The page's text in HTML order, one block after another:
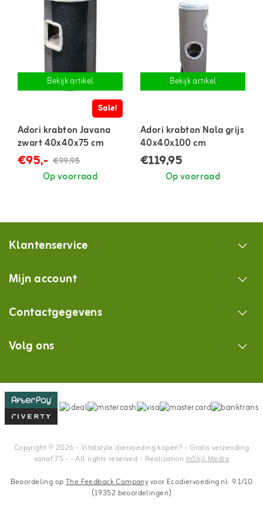
Bekijk artikel
Sale!
Adori krabton Javana
zwart 40x40x75 cm
€95,- €99,95
Op voorraad
Bekijk artikel
Adori krabton Nala grijs
40x40x100 cm
€119,95
Op voorraad
Klantenservice
Mijn account
Contactgegevens
Volg ons
Copyright © 2026 - Vitalstyle diervoeding kopen? - Gratis verzending
vanaf 75.- - All rights reserved - RealizationInStijl Media
Beoordeling opThe Feedback Companyvoor Ecodiervoeding.nl: 9.1/10
(19352 beoordelingen)